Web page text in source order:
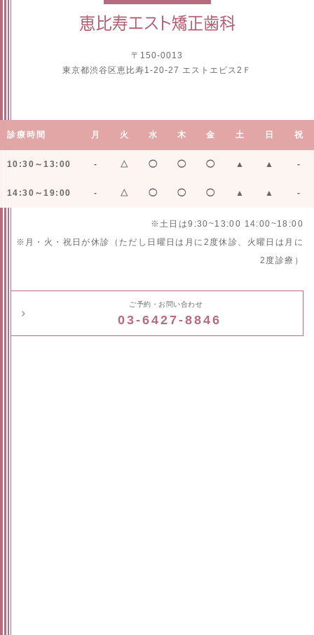
〒150-0013
東京都渋谷区恵比寿1-20-27 エストエビス2Ｆ
診療時間 月 火 水 木 金 土 日 祝
10:30～13:00 - △ ◯ ◯ ◯ ▲ ▲ -
14:30～19:00 - △ ◯ ◯ ◯ ▲ ▲ -
※土日は9:30~13:00 14:00~18:00
※月・火・祝日が休診（ただし日曜日は月に2度休診、火曜日は月に
2度診療）
ご予約・お問い合わせ
03-6427-8846